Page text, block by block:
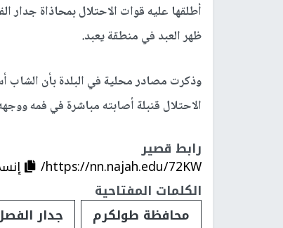
أطلقها عليه قوات الاحتلال بمحاذاة
ظهر العبد في منطقة يعبد.
وذكرت مصادر محلية في البلدة بأن
الاحتلال قنبلة أصابته مباشرة في فمه
رابط قصير
https://nn.najah.edu/72KW/
الكلمات المفتاحية
محافظة طولكرم
جدار